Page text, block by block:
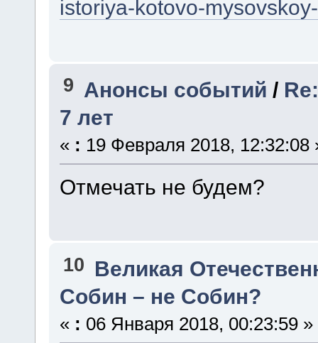
istoriya-kotovo-
9 Анонсы событий /
7 лет
« : 19 Февраля 2018, 12:32:08
Отмечать не будем?
10 Великая
Собин – не Собин?
« : 06 Января 2018, 00:23:59 »